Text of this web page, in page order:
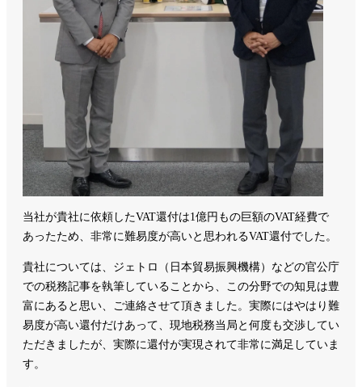
当社が貴社に依頼したVAT還付は1億円もの巨額のVAT経費で
あったため、非常に難易度が高いと思われるVAT還付でした。
貴社については、ジェトロ（日本貿易振興機構）などの官公庁
での税務記事を執筆していることから、この分野での知見は豊
富にあると思い、ご連絡させて頂きました。実際にはやはり難
易度が高い還付だけあって、現地税務当局と何度も交渉してい
ただきましたが、実際に還付が実現されて非常に満足していま
す。